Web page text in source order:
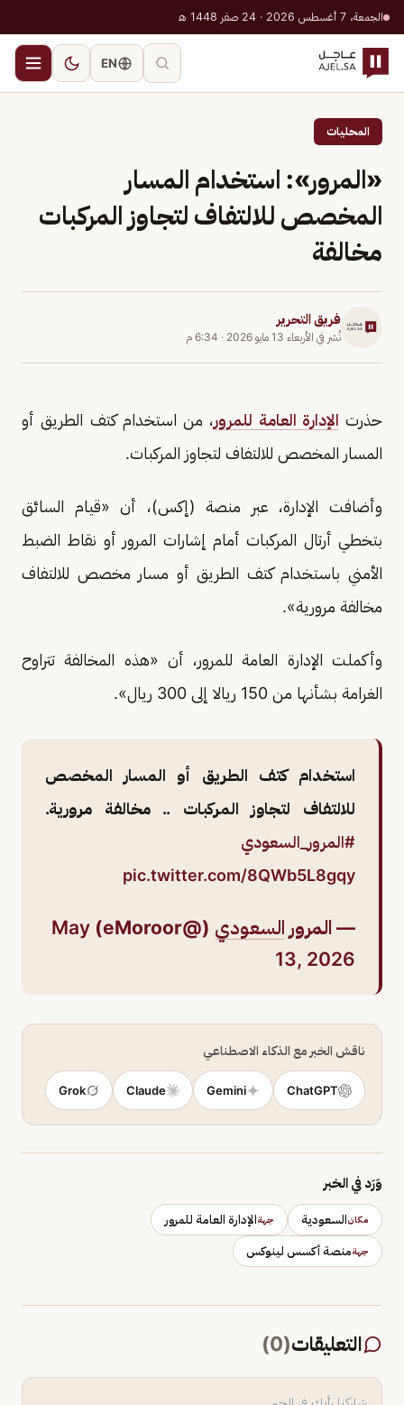
الجمعة، 7 أغسطس 2026 · 24 صفر 1448 هـ
EN
المحليات
«المرور»: استخدام المسار
المخصص للالتفاف لتجاوز المركبات
مخالفة
فريق التحرير
نُشر في الأربعاء 13 مايو 2026 · 6:34 م
حذرت الإدارة العامة للمرور، من استخدام كتف الطريق أو
المسار المخصص للالتفاف لتجاوز المركبات.
وأضافت الإدارة، عبر منصة (إكس)، أن «قيام السائق
بتخطي أرتال المركبات أمام إشارات المرور أو نقاط الضبط
الأمني باستخدام كتف الطريق أو مسار مخصص للالتفاف
مخالفة مرورية».
وأكملت الإدارة العامة للمرور، أن «هذه المخالفة تتراوح
الغرامة بشأنها من 150 ريالا إلى 300 ريال».
استخدام كتف الطريق أو المسار المخصص
للالتفاف لتجاوز المركبات .. مخالفة مرورية.
#المرور_السعودي
pic.twitter.com/8QWb5L8gqy
— المرور السعودي (@eMoroor)
May
13, 2026
ناقش الخبر مع الذكاء الاصطناعي
ChatGPT
Gemini
Claude
Grok
وَرَد في الخبر
مكانالسعودية جهةالإدارة العامة للمرور
جهةمنصة أكسس لينوكس
التعليقات(
0
)